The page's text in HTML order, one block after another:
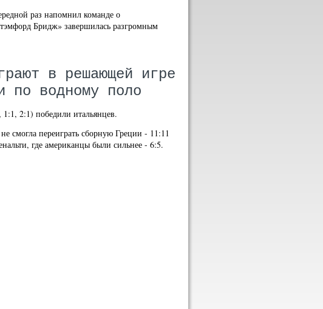
раз напомнил команде о
Бридж» завершилась разгромным
в решающей игре
по водному поло
2:1) победили итальянцев.
смогла переиграть сборную Греции - 11:11
где американцы были сильнее - 6:5.